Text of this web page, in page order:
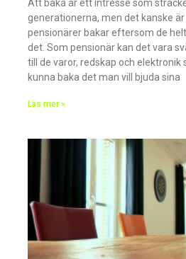
Att baka är ett intresse som
generationerna, men det kanske
pensionärer bakar eftersom de
det. Som pensionär kan det vara
till de varor, redskap och
kunna baka det man vill bjuda sina
Läs mer »